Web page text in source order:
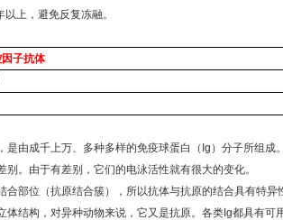
以上，避免反复冻融。
子抗体
是由成千上万、多种多样的免疫球蛋白（ Ig ）分子所组成
。由于有差别，它们的电泳活性就有很大的变化。
合部位（抗原结合簇），所以抗体与抗原的结合具有特异
体结构，对异种动物来说，它又是抗原。各类 Ig都具有可